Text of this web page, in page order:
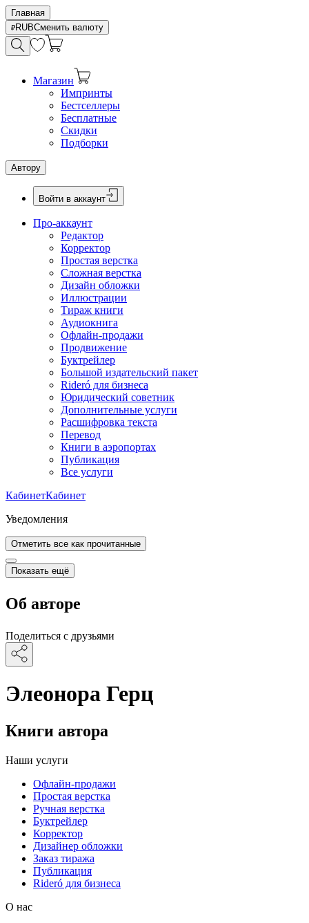
Главная
RUBСменить валюту
Магазин
Импринты
Бестселлеры
Бесплатные
Скидки
Подборки
Автору
Войти в аккаунт
Про-аккаунт
Редактор
Корректор
Простая верстка
Сложная верстка
Дизайн обложки
Иллюстрации
Тираж книги
Аудиокнига
Офлайн-продажи
Продвижение
Буктрейлер
Большой издательский пакет
Rideró для бизнеса
Юридический советник
Дополнительные услуги
Расшифровка текста
Перевод
Книги в аэропортах
Публикация
Все услуги
КабинетКабинет
Уведомления
Отметить все как прочитанные
Показать ещё
Об авторе
Поделиться с друзьями
Элеонора Герц
Книги автора
Наши услуги
Офлайн-продажи
Простая верстка
Ручная верстка
Буктрейлер
Корректор
Дизайнер обложки
Заказ тиража
Публикация
Rideró для бизнеса
О нас